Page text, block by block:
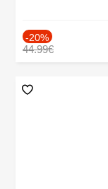
-20%
44.99€